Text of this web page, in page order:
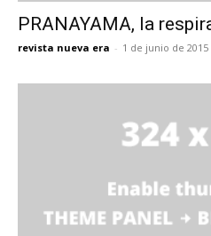
PRANAYAMA, la
revista nueva era - 1 de junio de 2015